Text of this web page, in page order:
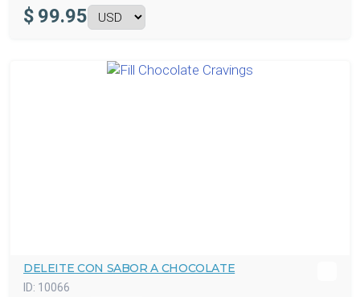
$ 99.95
DELEITE CON SABOR A CHOCOLATE
ID: 10066